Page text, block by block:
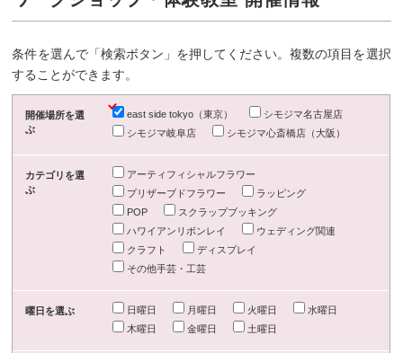
条件を選んで「検索ボタン」を押してください。複数の項目を選択
することができます。
開催場所を選
ぶ
east side tokyo（東京）
シモジマ名古屋店
シモジマ岐阜店
シモジマ心斎橋店（大阪）
カテゴリを選
ぶ
アーティフィシャルフラワー
プリザーブドフラワー
ラッピング
POP
スクラップブッキング
ハワイアンリボンレイ
ウェディング関連
クラフト
ディスプレイ
その他手芸・工芸
曜日を選ぶ 日曜日 月曜日 火曜日
水曜日
木曜日
金曜日 土曜日